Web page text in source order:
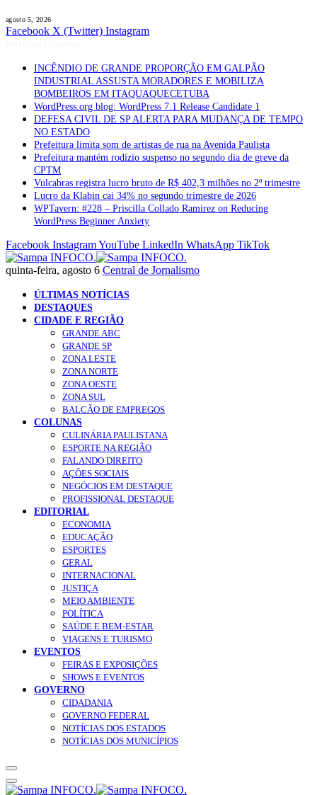
agosto 5, 2026
Facebook X (Twitter) Instagram
INCÊNDIO DE GRANDE PROPORÇÃO EM GALPÃO
INDUSTRIAL ASSUSTA MORADORES E MOBILIZA
BOMBEIROS EM ITAQUAQUECETUBA
WordPress.org blog: WordPress 7.1 Release Candidate 1
DEFESA CIVIL DE SP ALERTA PARA MUDANÇA DE TEMPO
NO ESTADO
Prefeitura limita som de artistas de rua na Avenida Paulista
Prefeitura mantém rodízio suspenso no segundo dia de greve da
CPTM
Vulcabras registra lucro bruto de R$ 402,3 milhões no 2º trimestre
Lucro da Klabin cai 34% no segundo trimestre de 2026
WPTavern: #228 – Priscilla Collado Ramirez on Reducing
WordPress Beginner Anxiety
Facebook InstagramYouTube LinkedIn WhatsApp TikTok
quinta-feira, agosto 6 Central de Jornalismo
ÚLTIMAS NOTÍCIAS
DESTAQUES
CIDADE E REGIÃO
GRANDE ABC
GRANDE SP
ZONA LESTE
ZONA NORTE
ZONA OESTE
ZONA SUL
BALCÃO DE EMPREGOS
COLUNAS
CULINÁRIA PAULISTANA
ESPORTE NA REGIÃO
FALANDO DIREITO
AÇÕES SOCIAIS
NEGÓCIOS EM DESTAQUE
PROFISSIONAL DESTAQUE
EDITORIAL
ECONOMIA
EDUCAÇÃO
ESPORTES
GERAL
INTERNACIONAL
JUSTIÇA
MEIO AMBIENTE
POLÍTICA
SAÚDE E BEM-ESTAR
VIAGENS E TURISMO
EVENTOS
FEIRAS E EXPOSIÇÕES
SHOWS E EVENTOS
GOVERNO
CIDADANIA
GOVERNO FEDERAL
NOTÍCIAS DOS ESTADOS
NOTÍCIAS DOS MUNICÍPIOS